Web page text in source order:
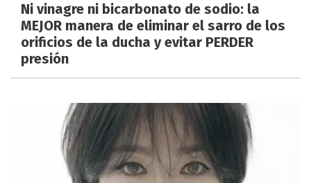
Ni vinagre ni bicarbonato de sodio: la
MEJOR manera de eliminar el sarro de los
orificios de la ducha y evitar PERDER
presión